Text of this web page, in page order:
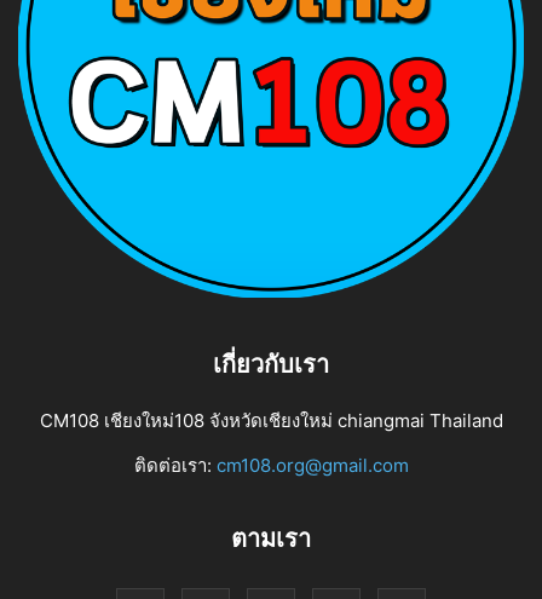
เกี่ยวกับเรา
CM108 เชียงใหม่108 จังหวัดเชียงใหม่ chiangmai Thailand
ติดต่อเรา: cm108.org@gmail.com
ตามเรา